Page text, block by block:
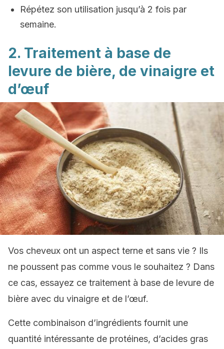
Répétez son utilisation jusqu’à 2 fois par
semaine.
2. Traitement à base de
levure de bière, de vinaigre et
d’œuf
Vos cheveux ont un aspect terne et sans vie ? Ils
ne poussent pas comme vous le souhaitez ? Dans
ce cas, essayez ce traitement à base de levure de
bière avec du vinaigre et de l’œuf.
Cette combinaison d’ingrédients fournit une
quantité intéressante de protéines, d’acides gras